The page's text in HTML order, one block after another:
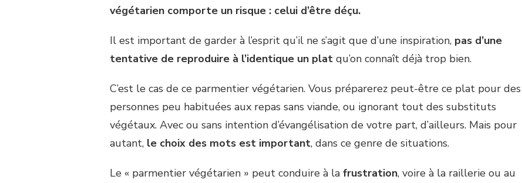
végétarien comporte un risque : celui d’être déçu.
Il est important de garder à l’esprit qu’il ne s’agit que d’une inspiration, pas d’une
tentative de reproduire à l’identique un plat qu’on connaît déjà trop bien.
C’est le cas de ce parmentier végétarien. Vous préparerez peut-être ce plat pour des
personnes peu habituées aux repas sans viande, ou ignorant tout des substituts
végétaux. Avec ou sans intention d’évangélisation de votre part, d’ailleurs. Mais pour
autant, le choix des mots est important, dans ce genre de situations.
Le « parmentier végétarien » peut conduire à la frustration, voire à la raillerie ou au